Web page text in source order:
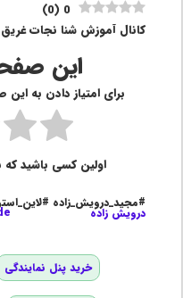
0
(
0
)
کانال آموزش شنا نجات
این
برای امتیاز دادن به
اولین کسی باشید
#مجید_درویش_زاده
درویش زاده
خرید پنل نمایندگی